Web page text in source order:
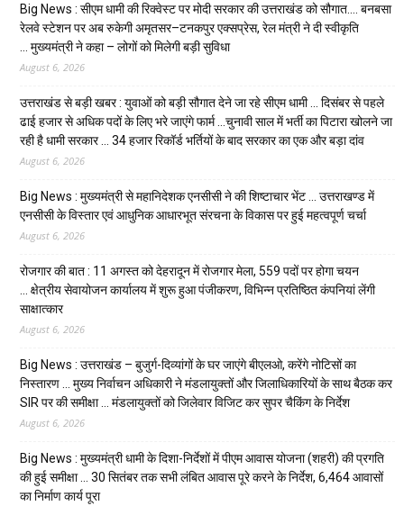
Big News : सीएम धामी की रिक्वेस्ट पर मोदी सरकार की उत्तराखंड को सौगात…. बनबसा
रेलवे स्टेशन पर अब रुकेगी अमृतसर–टनकपुर एक्सप्रेस, रेल मंत्री ने दी स्वीकृति
… मुख्यमंत्री ने कहा – लोगों को मिलेगी बड़ी सुविधा
August 6, 2026
उत्तराखंड से बड़ी खबर : युवाओं को बड़ी सौगात देने जा रहे सीएम धामी … दिसंबर से पहले
ढाई हजार से अधिक पदों के लिए भरे जाएंगे फार्म …चुनावी साल में भर्ती का पिटारा खोलने जा
रही है धामी सरकार … 34 हजार रिकॉर्ड भर्तियों के बाद सरकार का एक और बड़ा दांव
August 6, 2026
Big News : मुख्यमंत्री से महानिदेशक एनसीसी ने की शिष्टाचार भेंट … उत्तराखण्ड में
एनसीसी के विस्तार एवं आधुनिक आधारभूत संरचना के विकास पर हुई महत्वपूर्ण चर्चा
August 6, 2026
रोजगार की बात : 11 अगस्त को देहरादून में रोजगार मेला, 559 पदों पर होगा चयन
… क्षेत्रीय सेवायोजन कार्यालय में शुरू हुआ पंजीकरण, विभिन्न प्रतिष्ठित कंपनियां लेंगी
साक्षात्कार
August 6, 2026
Big News : उत्तराखंड – बुजुर्ग-दिव्यांगों के घर जाएंगे बीएलओ, करेंगे नोटिसों का
निस्तारण … मुख्य निर्वाचन अधिकारी ने मंडलायुक्तों और जिलाधिकारियों के साथ बैठक कर
SIR पर की समीक्षा … मंडलायुक्तों को जिलेवार विजिट कर सुपर चैकिंग के निर्देश
August 6, 2026
Big News : मुख्यमंत्री धामी के दिशा-निर्देशों में पीएम आवास योजना (शहरी) की प्रगति
की हुई समीक्षा … 30 सितंबर तक सभी लंबित आवास पूरे करने के निर्देश, 6,464 आवासों
का निर्माण कार्य पूरा